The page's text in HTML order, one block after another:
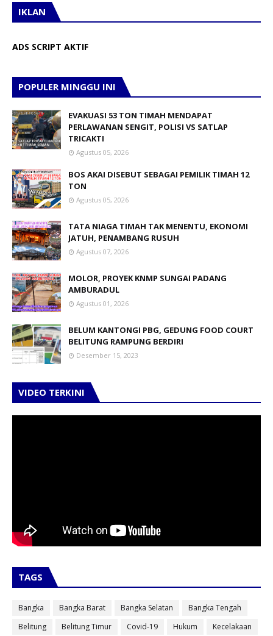
IKLAN
ADS SCRIPT AKTIF
POPULER MINGGU INI
EVAKUASI 53 TON TIMAH MENDAPAT
PERLAWANAN SENGIT, POLISI VS SATLAP
TRICAKTI
Agustus 05, 2026
BOS AKAI DISEBUT SEBAGAI PEMILIK TIMAH 12
TON
Agustus 05, 2026
TATA NIAGA TIMAH TAK MENENTU, EKONOMI
JATUH, PENAMBANG RUSUH
Agustus 07, 2026
MOLOR, PROYEK KNMP SUNGAI PADANG
AMBURADUL
Agustus 01, 2026
BELUM KANTONGI PBG, GEDUNG FOOD COURT
BELITUNG RAMPUNG BERDIRI
Desember 15, 2023
VIDEO TERKINI
TAGS
Bangka Bangka Barat Bangka Selatan
Bangka Tengah
Belitung
Belitung Timur Covid-19 Hukum
Kecelakaan